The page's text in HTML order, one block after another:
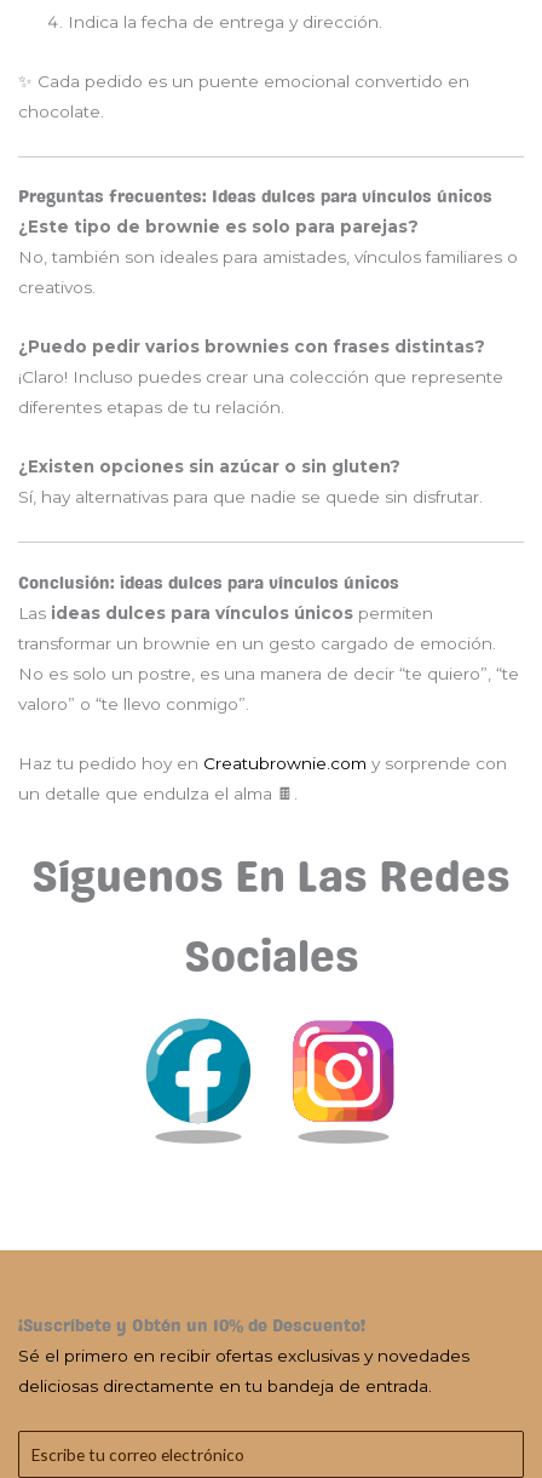
Indica la fecha de entrega y dirección.
✨ Cada pedido es un puente emocional convertido en
chocolate.
Preguntas frecuentes: Ideas dulces para vínculos únicos
¿Este tipo de brownie es solo para parejas?
No, también son ideales para amistades, vínculos familiares o
creativos.
¿Puedo pedir varios brownies con frases distintas?
¡Claro! Incluso puedes crear una colección que represente
diferentes etapas de tu relación.
¿Existen opciones sin azúcar o sin gluten?
Sí, hay alternativas para que nadie se quede sin disfrutar.
Conclusión: ideas dulces para vínculos únicos
Las ideas dulces para vínculos únicos permiten
transformar un brownie en un gesto cargado de emoción.
No es solo un postre, es una manera de decir “te quiero”, “te
valoro” o “te llevo conmigo”.
Haz tu pedido hoy en Creatubrownie.com y sorprende con
un detalle que endulza el alma 🍫.
Síguenos En Las Redes
Sociales
¡Suscríbete y Obtén un 10% de Descuento!
Sé el primero en recibir ofertas exclusivas y novedades
deliciosas directamente en tu bandeja de entrada.